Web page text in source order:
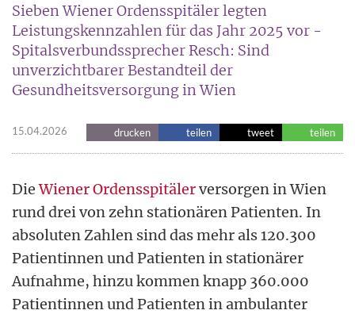
Sieben Wiener Ordensspitäler legten
Leistungskennzahlen für das Jahr 2025 vor -
Spitalsverbundssprecher Resch: Sind
unverzichtbarer Bestandteil der
Gesundheitsversorgung in Wien
15.04.2026 drucken teilen tweet teilen
DieWiener Ordensspitälerversorgen in Wien
rund drei von zehn stationären Patienten. In
absoluten Zahlen sind das mehr als 120.300
Patientinnen und Patienten in stationärer
Aufnahme, hinzu kommen knapp 360.000
Patientinnen und Patienten in ambulanter